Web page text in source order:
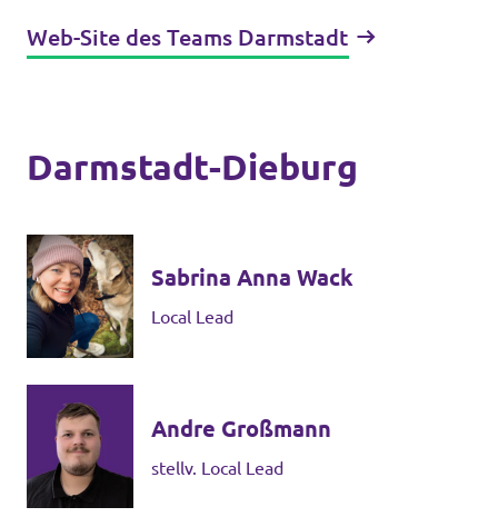
Web-Site des Teams Darmstadt
Darmstadt-Dieburg
Sabrina Anna Wack
Local Lead
Andre Großmann
stellv. Local Lead